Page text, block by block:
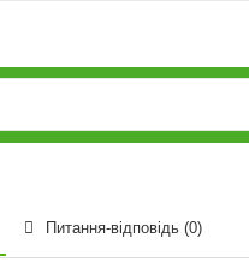
Питання-відповідь (0)